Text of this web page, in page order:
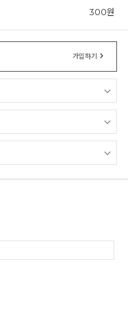
300원
가입하기